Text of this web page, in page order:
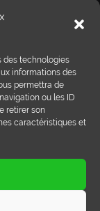
des technologies
informations des
permettra de
ou les ID
retirer son
caractéristiques et